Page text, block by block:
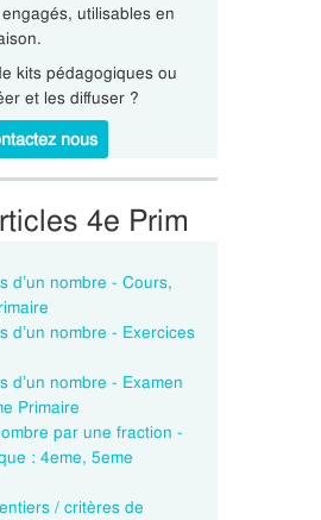
utilisables en
kits pédagogiques ou
et les diffuser ?
nous
4e Prim
d’un nombre - Cours,
d’un nombre - Exercices
d’un nombre - Examen
Primaire
par une fraction -
: 4eme, 5eme
/ critères de